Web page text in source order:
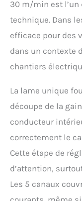
30 m/min est l’un
technique. Dans
efficace pour des
dans un contexte
chantiers
La lame unique
découpe de la
conducteur
correctement le
Cette étape de
d’attention,
Les 5 canaux